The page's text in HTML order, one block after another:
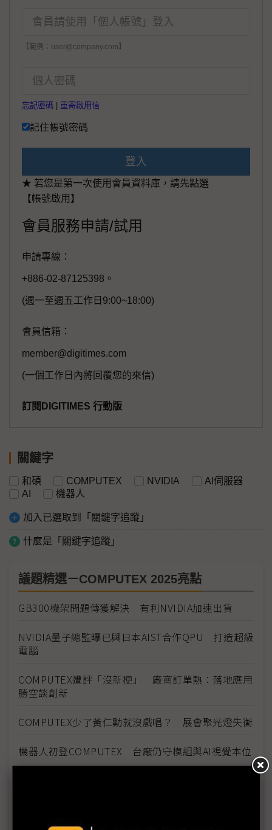
【範例：user@company.com】
忘記密碼 重寄啟用信
記住帳號密碼
登入
★ 若您是第一次使用會員資料庫，請先點選
【帳號啟用】
會員服務申請/試用
申請專線：
+886-02-87125398。
(週一至週五工作日9:00~18:00)
會員信箱：
member@digitimes.com
(一個工作日內將回覆您的來信)
訂閱DIGITIMES 行動版
關鍵字
和碩 COMPUTEX NVIDIA
AI伺服器
AI
機器人
加入已選取到「關鍵字追蹤」
什麼是「關鍵字追蹤」
議題精選－COMPUTEX 2025亮點
GB300機架問題傳獲解決 有利NVIDIA加速出貨
NVIDIA量子總監曝已與日本AIST合作QPU 打造超級
電腦
COMPUTEX遭評「沒新梗」 廠商訂單熱：落地應用
勝空談創新
COMPUTEX少了黃仁勳就沒戲唱？ 展會聚光燈失衡
機器人初登COMPUTEX 台廠仍守模組與AI視覺本位
COMPUTEX氣氛轉冷 兩大疑慮壟罩下半年展望